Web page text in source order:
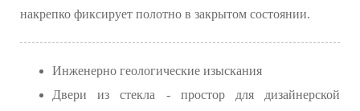
накрепко фиксирует полотно в закрытом состоянии.
Инженерно геологические изыскания
Двери из стекла - простор для дизайнерской